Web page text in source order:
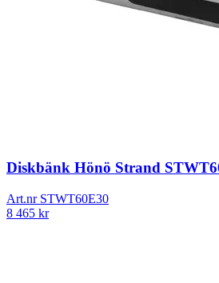
Diskbänk Hönö Strand
Art.nr STWT60E30
8 465 kr